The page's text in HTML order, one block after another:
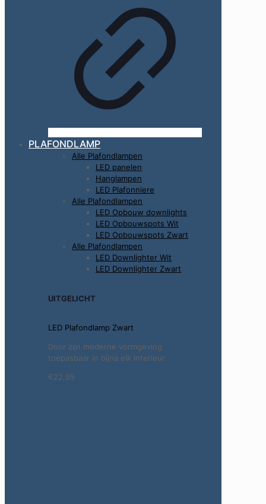
PLAFONDLAMP
Alle Plafondlampen
LED panelen
Hanglampen
LED Plafonniere
Alle Plafondlampen
LED Opbouw downlights
LED Opbouwspots Wit
LED Opbouwspots Zwart
Alle Plafondlampen
LED Downlighter Wit
LED Downlighter Zwart
UITGELICHT
LED Plafondlamp Zwart
Door zijn moderne vormgeving
toepasbaar in bijna elk interieur.
€22,95